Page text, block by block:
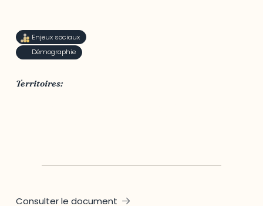
Enjeux sociaux
Démographie
Territoires:
Consulter le document